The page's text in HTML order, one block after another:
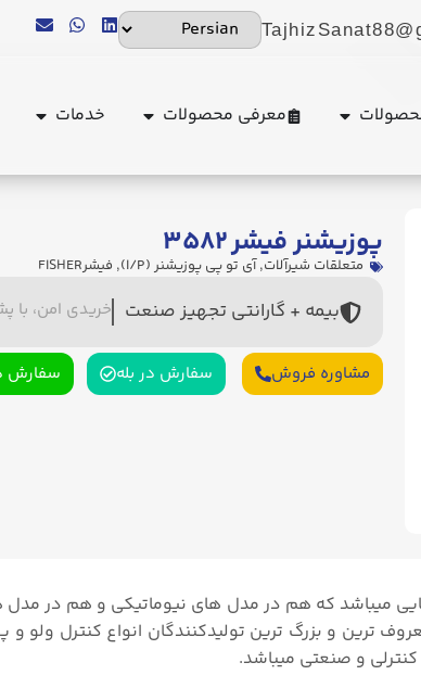
معرفی محصولات خدمات
پوزیشنر فیشر ۳۵۸۲
متعلقات شیرآلات,آی تو پی پوزیشنر (I/P) , فیشرFISHER
بیمه + گارانتی تجهیز صنعت خریدی امن، با
مشاوره فروش سفارش در بله سفارش
میباشد که هم در مدل های نیوماتیکی و هم در مدل
ترین و بزرگ ترین تولیدکنندگان انواع کنترل ولو و
کنترلی و صنعتی میباشد.